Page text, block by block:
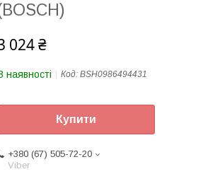
024 ₴
наявності Код: BSH0986494431
Купити
+380 (67) 505-72-20
Viber